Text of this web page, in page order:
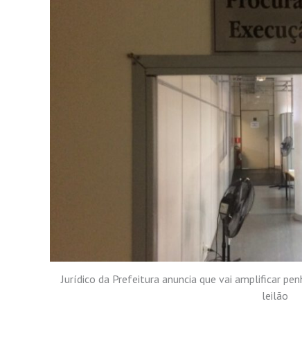
Jurídico da Prefeitura anuncia que vai amplificar
leilão